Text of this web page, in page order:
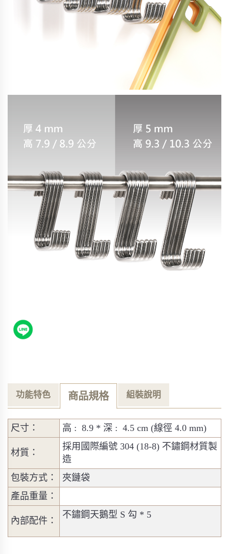
功能特色 商品規格 組裝說明
尺寸： 高 : 8.9 * 深 : 4.5 cm (線徑 4.0 mm)
材質：
採用國際編號 304 (18-8) 不鏽鋼材質製
造
包裝方式：
夾鏈袋
產品重量：
內部配件：
不鏽鋼天鵝型 S 勾 * 5